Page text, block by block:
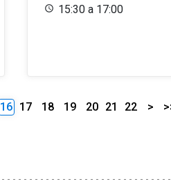
15:30 a 17:00
16 17 18 19 20 21 22 >